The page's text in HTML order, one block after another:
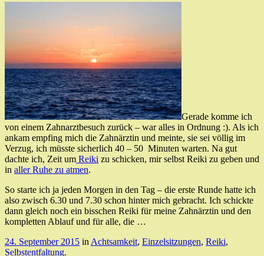
Gerade komme ich
von einem Zahnarztbesuch zurück – war alles in Ordnung :). Als ich
ankam empfing mich die Zahnärztin und meinte, sie sei völlig im
Verzug, ich müsste sicherlich 40 – 50 Minuten warten. Na gut
dachte ich, Zeit um Reiki zu schicken, mir selbst Reiki zu geben und
in aller Ruhe zu atmen.
So starte ich ja jeden Morgen in den Tag – die erste Runde hatte ich
also zwisch 6.30 und 7.30 schon hinter mich gebracht. Ich schickte
dann gleich noch ein bisschen Reiki für meine Zahnärztin und den
kompletten Ablauf und für alle, die …
24. September 2015 in Achtsamkeit, Einzelsitzungen, Reiki,
Selbstentfaltung.